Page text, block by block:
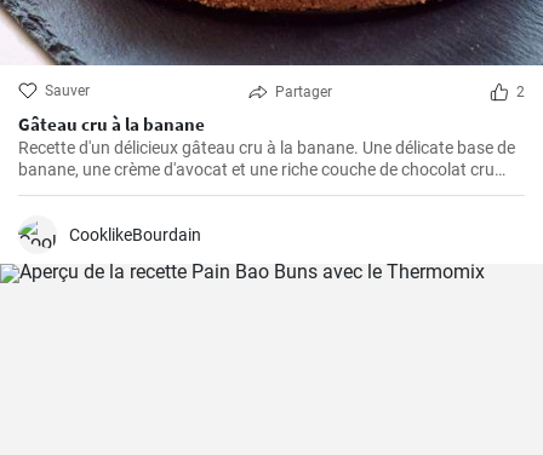
Sauver Partager 2
Gâteau cru à la banane
Recette d'un délicieux gâteau cru à la banane. Une délicate base de
banane, une crème d'avocat et une riche couche de chocolat cru
créent une parfaite harmonie de saveurs.
CooklikeBourdain